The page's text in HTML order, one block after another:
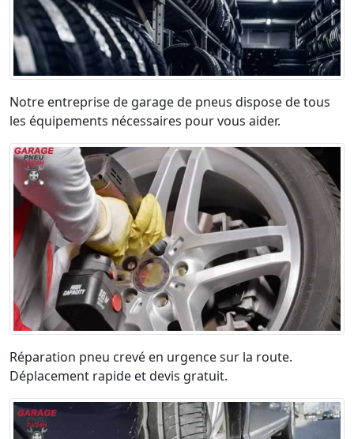
Notre entreprise de garage de pneus dispose de tous
les équipements nécessaires pour vous aider.
Réparation pneu crevé en urgence sur la route.
Déplacement rapide et devis gratuit.